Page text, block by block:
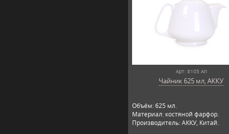
Арт: 8105 Ап
Чайник 625 мл, АККУ
Объём: 625 мл.
Материал: костяной фарфор.
Производитель: АККУ, Китай.